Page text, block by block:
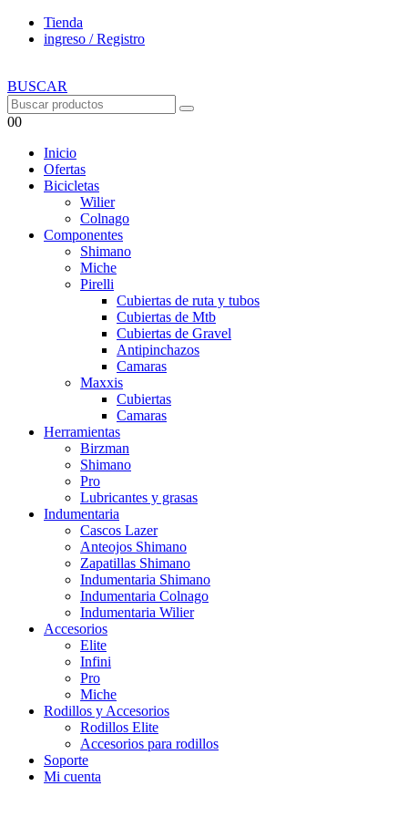
Tienda
ingreso / Registro
BUSCAR
00
Inicio
Ofertas
Bicicletas
Wilier
Colnago
Componentes
Shimano
Miche
Pirelli
Cubiertas de ruta y tubos
Cubiertas de Mtb
Cubiertas de Gravel
Antipinchazos
Camaras
Maxxis
Cubiertas
Camaras
Herramientas
Birzman
Shimano
Pro
Lubricantes y grasas
Indumentaria
Cascos Lazer
Anteojos Shimano
Zapatillas Shimano
Indumentaria Shimano
Indumentaria Colnago
Indumentaria Wilier
Accesorios
Elite
Infini
Pro
Miche
Rodillos y Accesorios
Rodillos Elite
Accesorios para rodillos
Soporte
Mi cuenta